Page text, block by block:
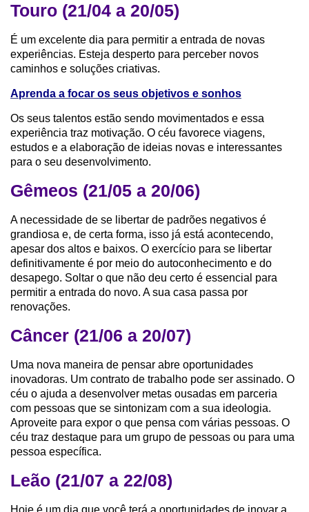
Touro (21/04 a 20/05)
É um excelente dia para permitir a entrada de novas
experiências. Esteja desperto para perceber novos
caminhos e soluções criativas.
Aprenda a focar os seus objetivos e sonhos
Os seus talentos estão sendo movimentados e essa
experiência traz motivação. O céu favorece viagens,
estudos e a elaboração de ideias novas e interessantes
para o seu desenvolvimento.
Gêmeos (21/05 a 20/06)
A necessidade de se libertar de padrões negativos é
grandiosa e, de certa forma, isso já está acontecendo,
apesar dos altos e baixos. O exercício para se libertar
definitivamente é por meio do autoconhecimento e do
desapego. Soltar o que não deu certo é essencial para
permitir a entrada do novo. A sua casa passa por
renovações.
Câncer (21/06 a 20/07)
Uma nova maneira de pensar abre oportunidades
inovadoras. Um contrato de trabalho pode ser assinado. O
céu o ajuda a desenvolver metas ousadas em parceria
com pessoas que se sintonizam com a sua ideologia.
Aproveite para expor o que pensa com várias pessoas. O
céu traz destaque para um grupo de pessoas ou para uma
pessoa específica.
Leão (21/07 a 22/08)
Hoje é um dia que você terá a oportunidades de inovar a